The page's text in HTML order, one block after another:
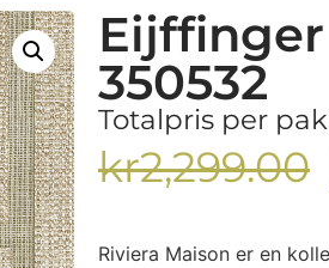
350532
Totalpris per
kr2,299.00
Riviera Maison er en